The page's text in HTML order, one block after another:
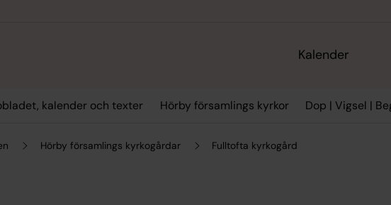
Kalender
kalender och texter Hörby församlings kyrkor Dop | Vigsel |
Hörby församlings kyrkogårdar Fulltofta kyrkogård